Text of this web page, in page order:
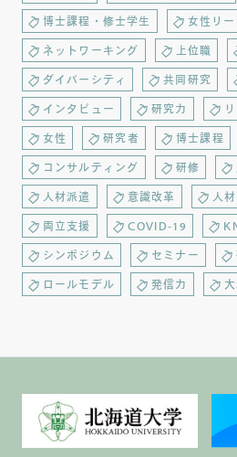
博士課程・修士学生 女性リ
ネットワーキング 上位職
ダイバーシティ 共同研究
インタビュー 研究力
女性 研究者 博士課程
コンサルティング 研修
人材派遣 意識改革 人
両立支援 COVID-19
シンポジウム セミナー
ロールモデル 発信力